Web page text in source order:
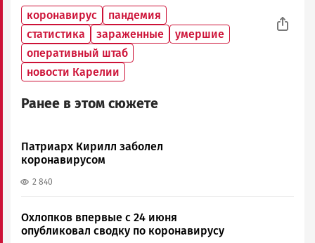
коронавирус
пандемия
статистика
зараженные
умершие
оперативный штаб
новости Карелии
Ранее в этом сюжете
Патриарх Кирилл заболел
коронавирусом
2 840
Охлопков впервые с 24 июня
опубликовал сводку по коронавирусу